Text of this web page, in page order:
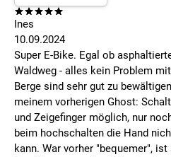
Ines
10.09.2024
Super E-Bike. Egal ob
Waldweg - alles kein Problem
Berge sind sehr gut zu
meinem vorherigen Ghost:
und Zeigefinger möglich, nur
beim hochschalten die Hand
kann. War vorher "bequemer",